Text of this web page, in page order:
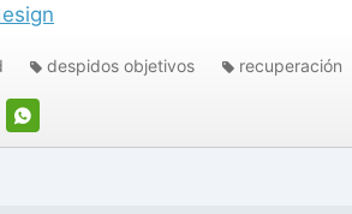
WHATSAPP
despidos objetivos recuperación